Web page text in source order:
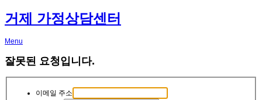
거제 가정상담센터
Menu
잘못된 요청입니다.
이메일 주소